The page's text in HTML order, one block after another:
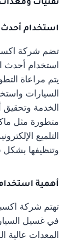
تقنيات
استخدام
تضم شركة
استخدام أحدث
يتم مراعاة
السيارات
الخدمة وتحقيق
متطورة مثل
التلميع
وتنظيفها
أهمية
تهتم شركة
في غسيل
المعدات عالية